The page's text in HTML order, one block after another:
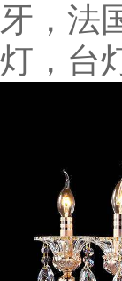
牙，法
灯，台